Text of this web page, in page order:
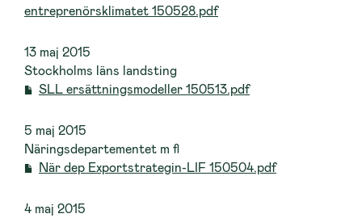
entreprenörsklimatet 150528.pdf
13 maj 2015
Stockholms läns landsting
SLL ersättningsmodeller 150513.pdf
5 maj 2015
Näringsdepartementet m fl
När dep Exportstrategin-LIF 150504.pdf
4 maj 2015